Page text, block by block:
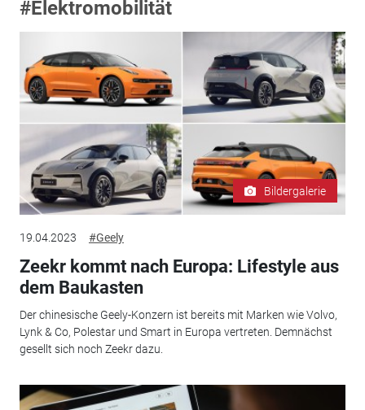
#Elektromobilität
Bildergalerie
19.04.2023 #Geely
Zeekr kommt nach Europa: Lifestyle aus
dem Baukasten
Der chinesische Geely-Konzern ist bereits mit Marken wie Volvo,
Lynk & Co, Polestar und Smart in Europa vertreten. Demnächst
gesellt sich noch Zeekr dazu.